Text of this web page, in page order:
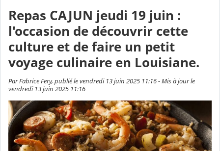
Repas CAJUN jeudi 19 juin :
l'occasion de découvrir cette
culture et de faire un petit
voyage culinaire en Louisiane.
Par Fabrice Fery, publié le vendredi 13 juin 2025 11:16 - Mis à jour le
vendredi 13 juin 2025 11:16